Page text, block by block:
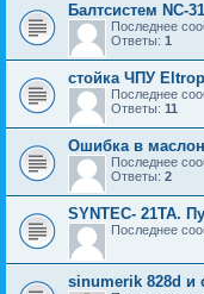
Балтсистем NC-
Последнее
Ответы: 1
стойка ЧПУ
Последнее
Ответы: 11
Ошибка в
Последнее
Ответы: 2
SYNTEC- 21TA.
Последнее
sinumerik 828d и